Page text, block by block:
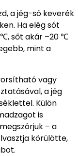
a jég-só keverék
Ha elég sót
℃, sőt akár –20 ℃
mint a
vagy
a jég
Külön
is
– a
körülötte,